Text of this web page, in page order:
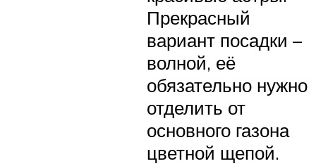
Прекрасный
вариант посадки –
волной, её
обязательно нужно
отделить от
основного газона
цветной щепой.